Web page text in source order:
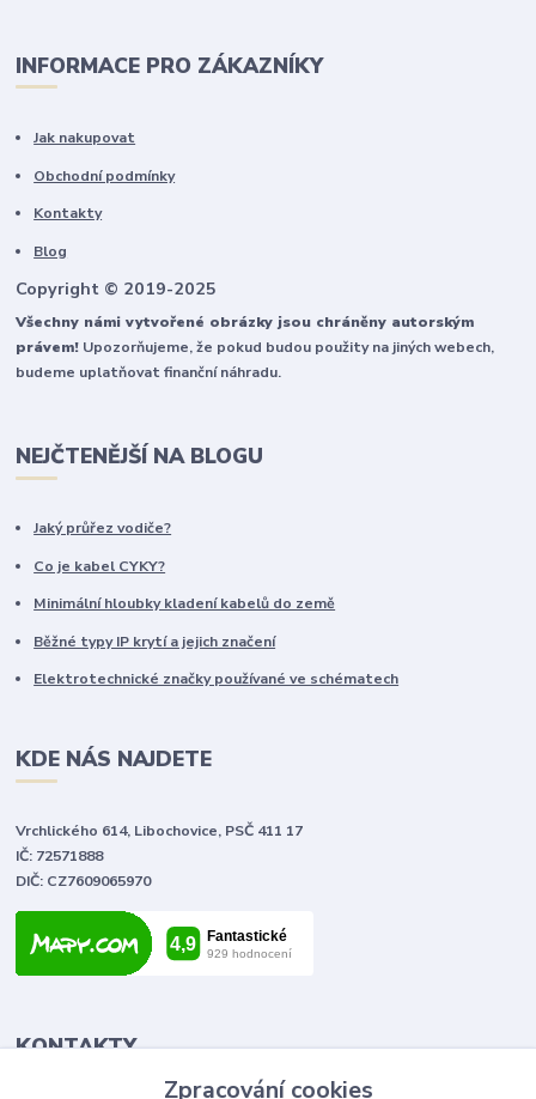
INFORMACE PRO ZÁKAZNÍKY
Jak nakupovat
Obchodní podmínky
Kontakty
Blog
Copyright © 2019-2025
Všechny námi vytvořené obrázky jsou chráněny autorským
právem! Upozorňujeme, že pokud budou použity na jiných webech,
budeme uplatňovat finanční náhradu.
NEJČTENĚJŠÍ NA BLOGU
Jaký průřez vodiče?
Co je kabel CYKY?
Minimální hloubky kladení kabelů do země
Běžné typy IP krytí a jejich značení
Elektrotechnické značky používané ve schématech
KDE NÁS NAJDETE
Vrchlického 614, Libochovice, PSČ 411 17
IČ: 72571888
DIČ: CZ7609065970
KONTAKTY
Zpracování cookies